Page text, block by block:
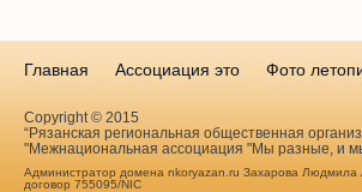
Главная Ассоциация это Фото
Copyright © 2015
“Рязанская региональная общественная
"Межнациональная ассоциация "Мы разные, и
Администратор домена nkoryazan.ru Захарова Людмила
договор 755095/NIC